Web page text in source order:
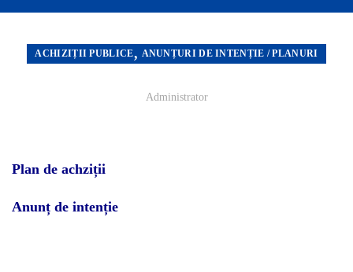
ACHIZIȚII PUBLICE, ANUNȚURI DE INTENȚIE / PLANURI
Administrator
Plan de achziții
Anunț de intenție